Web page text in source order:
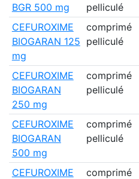
BGR 500 mg
pelliculé
CEFUROXIME
BIOGARAN 125
mg
comprimé
pelliculé
CEFUROXIME
BIOGARAN
250 mg
comprimé
pelliculé
CEFUROXIME
BIOGARAN
500 mg
comprimé
pelliculé
CEFUROXIME
comprimé